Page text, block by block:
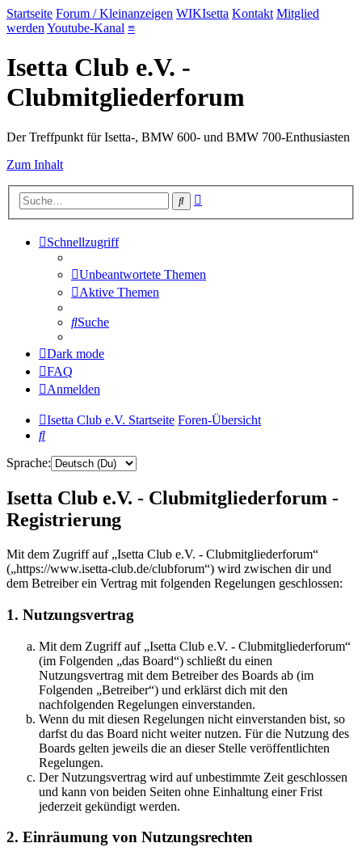
Startseite Forum / Kleinanzeigen WIKIsetta Kontakt Mitglied
werden Youtube-Kanal ≡
Isetta Club e.V. -
Clubmitgliederforum
Der Treffpunkt für Isetta-, BMW 600- und BMW 700-Enthusiasten
Zum Inhalt
Suche
Schnellzugriff
Unbeantwortete Themen
Aktive Themen
Suche
Dark mode
FAQ
Anmelden
Isetta Club e.V. Startseite Foren-Übersicht
Suche
Sprache:
Isetta Club e.V. - Clubmitgliederforum -
Registrierung
Mit dem Zugriff auf „Isetta Club e.V. - Clubmitgliederforum“
(„https://www.isetta-club.de/clubforum“) wird zwischen dir und
dem Betreiber ein Vertrag mit folgenden Regelungen geschlossen:
1. Nutzungsvertrag
Mit dem Zugriff auf „Isetta Club e.V. - Clubmitgliederforum“
(im Folgenden „das Board“) schließt du einen
Nutzungsvertrag mit dem Betreiber des Boards ab (im
Folgenden „Betreiber“) und erklärst dich mit den
nachfolgenden Regelungen einverstanden.
Wenn du mit diesen Regelungen nicht einverstanden bist, so
darfst du das Board nicht weiter nutzen. Für die Nutzung des
Boards gelten jeweils die an dieser Stelle veröffentlichten
Regelungen.
Der Nutzungsvertrag wird auf unbestimmte Zeit geschlossen
und kann von beiden Seiten ohne Einhaltung einer Frist
jederzeit gekündigt werden.
2. Einräumung von Nutzungsrechten